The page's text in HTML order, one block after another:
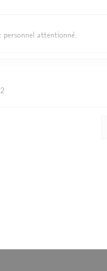
attentionné.